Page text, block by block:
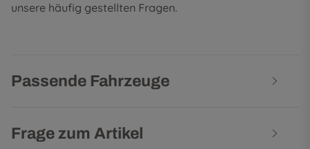
unsere häufig gestellten Fragen.
Passende Fahrzeuge
Frage zum Artikel